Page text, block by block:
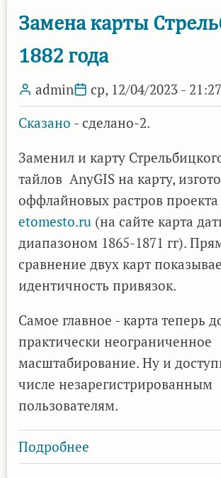
проекта
AnyGIS
Замена карты
1882 года
admin
ср, 12/04/2023 - 21:27
Сказано - сделано-2.
Заменил и карту
тайлов AnyGIS на карту,
оффлайновых растров проекта
etomesto.ru (на сайте карта
диапазоном 1865-1871 гг).
сравнение двух карт
идентичность привязок.
Самое главное - карта теперь
практически неограниченное
масштабирование. Ну и
числе незарегистрированным
пользователям.
Подробнее
Замена